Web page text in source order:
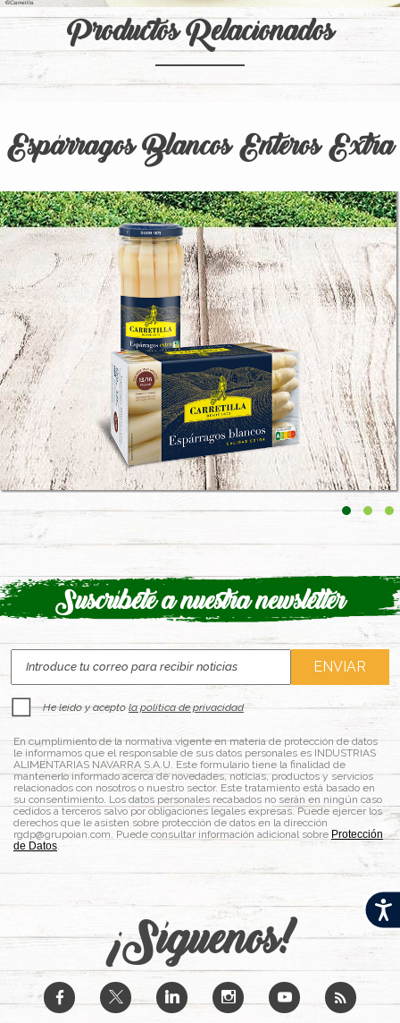
Productos Relacionados
Espárragos Blancos Enteros Extra
Suscríbete a nuestra newsletter
He leído y acepto la política de privacidad
En cumplimiento de la normativa vigente en materia de protección de datos
le informamos que el responsable de sus datos personales es INDUSTRIAS
ALIMENTARIAS NAVARRA S.A.U. Este formulario tiene la finalidad de
mantenerlo informado acerca de novedades, noticias, productos y servicios
relacionados con nosotros o nuestro sector. Este tratamiento está basado en
su consentimiento. Los datos personales recabados no serán en ningún caso
cedidos a terceros salvo por obligaciones legales expresas. Puede ejercer los
derechos que le asisten sobre protección de datos en la dirección
rgdp@grupoian.com. Puede consultar información adicional sobre Protección
de Datos
¡Síguenos!
b a j x r